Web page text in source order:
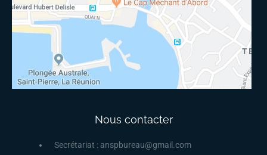
Nous contacter
Secrétariat : anspbureau@gmail.com